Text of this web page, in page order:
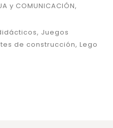
y COMUNICACIÓN,
, Juegos
de construcción, Lego